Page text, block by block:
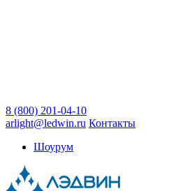
8 (800) 201-04-10
arlight@ledwin.ru Контакты
Шоурум